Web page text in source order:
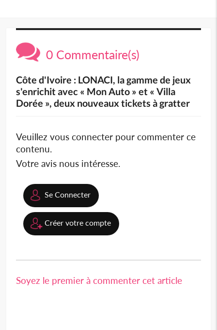
0 Commentaire(s)
Côte d'Ivoire : LONACI, la gamme de jeux
s'enrichit avec « Mon Auto » et « Villa
Dorée », deux nouveaux tickets à gratter
Veuillez vous connecter pour commenter ce
contenu.
Votre avis nous intéresse.
Se Connecter
Créer votre compte
Soyez le premier à commenter cet article